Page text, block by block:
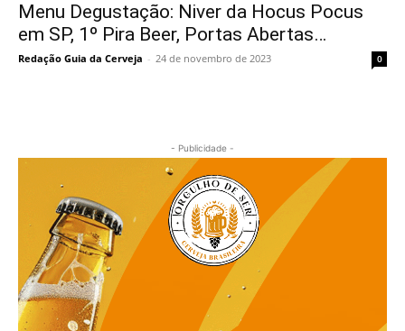
Menu Degustação: Niver da Hocus Pocus
em SP, 1º Pira Beer, Portas Abertas…
Redação Guia da Cerveja - 24 de novembro de 2023 0
- Publicidade -